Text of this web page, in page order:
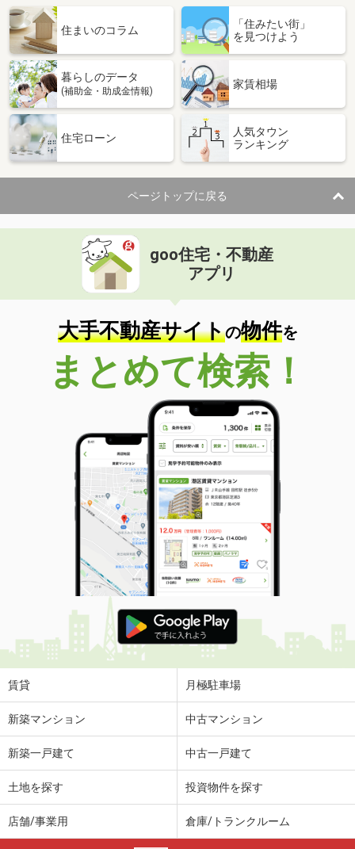
住まいのコラム
「住みたい街」
を見つけよう
暮らしのデータ
(補助金・助成金情報)
家賃相場
住宅ローン
人気タウン
ランキング
ページトップに戻る
goo住宅・不動産
アプリ
大手不動産サイトの物件を
まとめて検索！
賃貸 月極駐車場
新築マンション 中古マンション
新築一戸建て 中古一戸建て
土地を探す 投資物件を探す
店舗/事業用 倉庫/トランクルーム